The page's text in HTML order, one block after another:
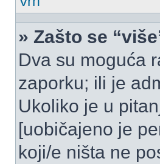
» Zašto se
Dva su moguća
zaporku; ili je
Ukoliko je u
[uobičajeno je
koji/e ništa ne